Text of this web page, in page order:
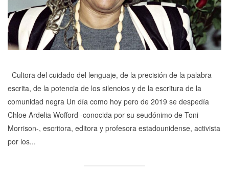
Cultora del cuidado del lenguaje, de la precisión de la palabra
escrita, de la potencia de los silencios y de la escritura de la
comunidad negra Un día como hoy pero de 2019 se despedía
Chloe Ardelia Wofford -conocida por su seudónimo de Toni
Morrison-, escritora, editora y profesora estadounidense, activista
por los...